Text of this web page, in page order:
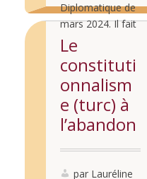
Diplomatique de
mars 2024. Il fait
écho à celui paru
dans le numéro
d’avril 2023 (et
disponible ici).
Lire la
suite...
Le
constituti
onnalism
e (turc) à
l’abandon
par Lauréline